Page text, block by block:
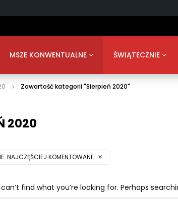
MSZE KONWENTUALNE ŚWIĄTECZNIE
Zawartość kategorii "Sierpień 2020"
2020
NAJCZĘŚCIEJ KOMENTOWANE
find what you’re looking for. Perhaps